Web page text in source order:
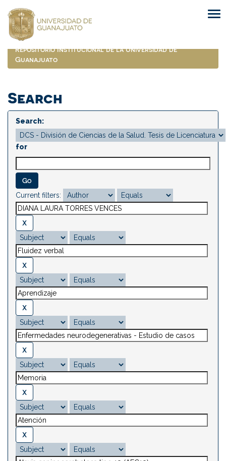
navigation
Repositorio Institucional de la Universidad de
Guanajuato
Search
Search:
for
Current filters: